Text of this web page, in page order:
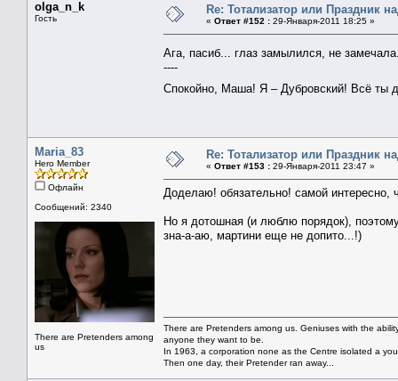
olga_n_k
Гость
Re: Тотализатор или Праздник
« Ответ #152 : 29-Января-2011 18:25 »
Ага, пасиб... глаз замылился, не
----
Спокойно, Маша! Я – Дубровский! Всё ты
Maria_83
Hero Member
Офлайн
Сообщений: 2340
There are Pretenders among
us
Re: Тотализатор или Праздник
« Ответ #153 : 29-Января-2011 23:47 »
Доделаю! обязательно! самой интересно,
Но я дотошная (и люблю порядок),
зна-а-аю, мартини еще не допито...!)
There are Pretenders among us. Geniuses with the
anyone they want to be.
In 1963, a corporation none as the Centre isolated a
Then one day, their Pretender ran away...